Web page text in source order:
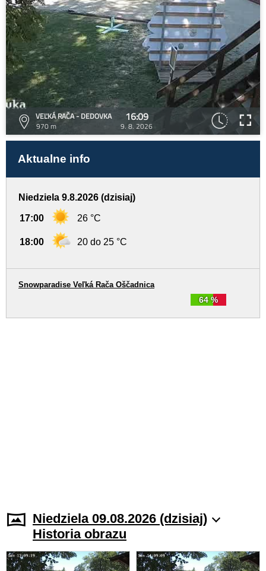
VEĽKÁ RAČA - DEDOVKA
970 m
16:09
9. 8. 2026
Aktualne info
Niedziela 9.8.2026 (dzisiaj)
17:00 26 °C
18:00 20 do 25 °C
64 %
Snowparadise Veľká Rača Oščadnica
Niedziela 09.08.2026 (dzisiaj)
Historia obrazu